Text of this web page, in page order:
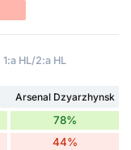
1:a HL/2:a HL
Arsenal Dzyarzhynsk
78%
44%